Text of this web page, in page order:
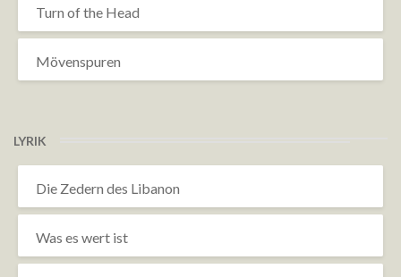
Turn of the Head
Mövenspuren
LYRIK
Die Zedern des Libanon
Was es wert ist